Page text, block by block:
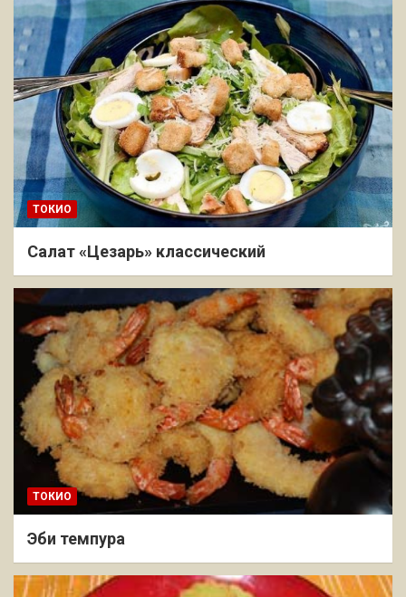
ТОКИО
Салат «Цезарь» классический
ТОКИО
Эби темпура